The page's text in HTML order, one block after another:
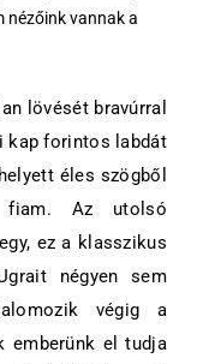
nézőink vannak a
lövését bravúrral
kap forintos labdát
éles szögből
fiam. Az utolsó
ez a klasszikus
négyen sem
végig a
emberünk el tudja